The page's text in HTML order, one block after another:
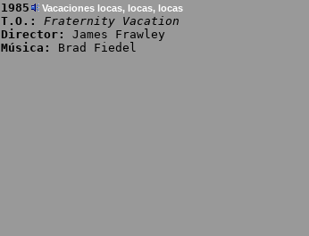
1985 Vacaciones locas, locas, locas
T.O.:
Fraternity Vacation
Director:
James Frawley
Música:
Brad Fiedel